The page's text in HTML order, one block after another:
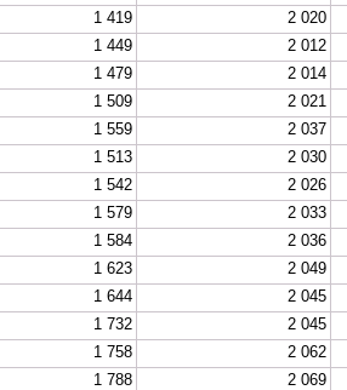
1 419 2 020
1 449 2 012
1 479 2 014
1 509 2 021
1 559 2 037
1 513 2 030
1 542 2 026
1 579 2 033
1 584 2 036
1 623 2 049
1 644 2 045
1 732 2 045
1 758 2 062
1 788 2 069